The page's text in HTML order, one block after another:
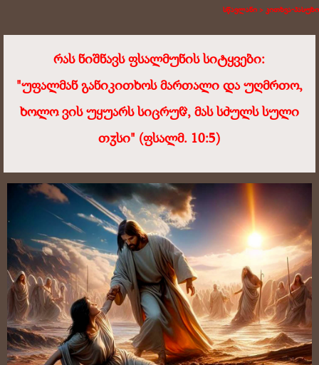
სწავლანი > კითხვა-პასუხი
რას ნიშნავს ფსალმუნის სიტყვები:
"უფალმან განიკითხოს მართალი და უღმრთო,
ხოლო ვის უყუარს სიცრუჱ, მას სძულს სული
თჳსი" (ფსალმ. 10:5)